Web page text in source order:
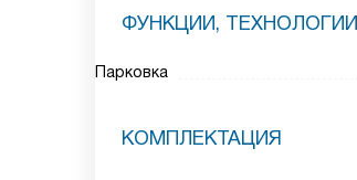
ФУНКЦИИ, ТЕХНОЛОГИИ
Парковка
КОМПЛЕКТАЦИЯ